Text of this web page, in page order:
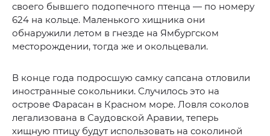
своего бывшего подопечного птенца — по номеру
624 на кольце. Маленького хищника они
обнаружили летом в гнезде на Ямбургском
месторождении, тогда же и окольцевали.
В конце года подросшую самку сапсана отловили
иностранные сокольники. Случилось это на
острове Фарасан в Красном море. Ловля соколов
легализована в Саудовской Аравии, теперь
хищную птицу будут использовать на соколиной